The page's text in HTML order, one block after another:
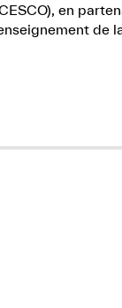
en
de